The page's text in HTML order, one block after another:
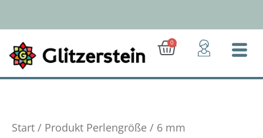
springen
0
Warenkorb
Start / Produkt Perlengröße / 6 mm